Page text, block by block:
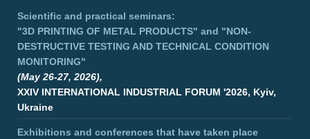
Scientific and practical seminars:
"3D PRINTING OF METAL PRODUCTS" and "NON-
DESTRUCTIVE TESTING AND TECHNICAL CONDITION
MONITORING"
(May 26-27, 2026),
XXIV INTERNATIONAL INDUSTRIAL FORUM '2026, Kyiv,
Ukraine
Exhibitions and conferences that have taken place